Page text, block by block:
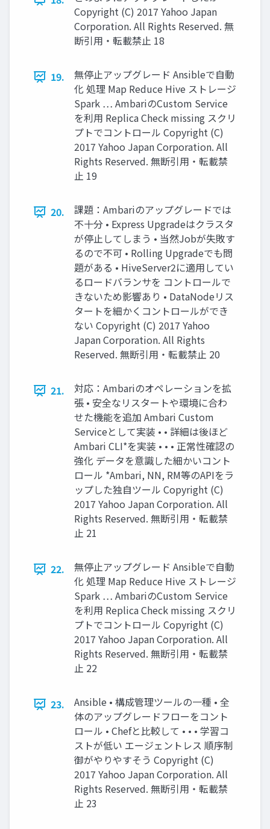
Copyright (C) 2017 Yahoo Japan
Corporation. All Rights Reserved. 無
断引用・転載禁止 18
19.
無停止アップグレード Ansibleで自動
化 処理 Map Reduce Hive ストレージ
Spark … AmbariのCustom Service
を利用 Replica Check missing スクリ
プトでコントロール Copyright (C)
2017 Yahoo Japan Corporation. All
Rights Reserved. 無断引用・転載禁
止 19
20.
課題：Ambariのアップグレードでは
不十分 • Express Upgradeはクラスタ
が停止してしまう • 当然Jobが失敗す
るので不可 • Rolling Upgradeでも問
題がある • HiveServer2に適用してい
るロードバランサを コントロールで
きないため影響あり • DataNodeリス
タートを細かくコントロールができ
ない Copyright (C) 2017 Yahoo
Japan Corporation. All Rights
Reserved. 無断引用・転載禁止 20
21.
対応：Ambariのオペレーションを拡
張 • 安全なリスタートや環境に合わ
せた機能を追加 Ambari Custom
Serviceとして実装 • • 詳細は後ほど
Ambari CLI*を実装 • • • 正常性確認の
強化 データを意識した細かいコント
ロール *Ambari, NN, RM等のAPIをラ
ップした独自ツール Copyright (C)
2017 Yahoo Japan Corporation. All
Rights Reserved. 無断引用・転載禁
止 21
22.
無停止アップグレード Ansibleで自動
化 処理 Map Reduce Hive ストレージ
Spark … AmbariのCustom Service
を利用 Replica Check missing スクリ
プトでコントロール Copyright (C)
2017 Yahoo Japan Corporation. All
Rights Reserved. 無断引用・転載禁
止 22
23.
Ansible • 構成管理ツールの一種 • 全
体のアップグレードフローをコント
ロール • Chefと比較して • • • 学習コ
ストが低い エージェントレス 順序制
御がやりやすそう Copyright (C)
2017 Yahoo Japan Corporation. All
Rights Reserved. 無断引用・転載禁
止 23